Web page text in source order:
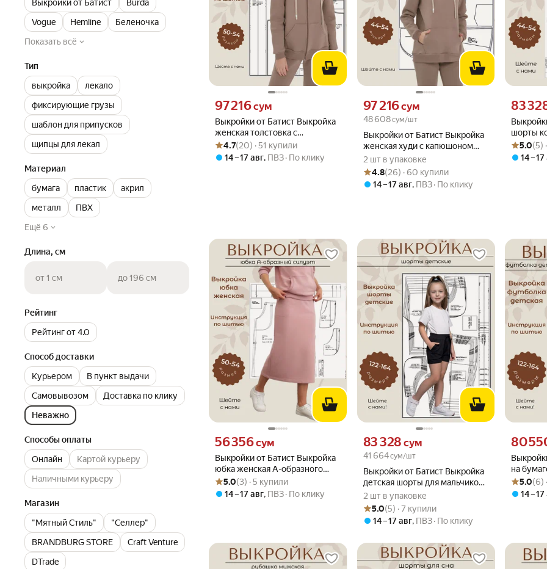
Выкройки от Батист
Burda
Vogue
Hemline
Беленочка
Показать всё
Тип
выкройка
лекало
фиксирующие грузы
шаблон для припусков
щипцы для лекал
Материал
бумага
пластик
акрил
металл
ПВХ
Ещё 6
Длина, см
от 1 см до 196 см
Рейтинг
Рейтинг от 4.0
Способ доставки
Курьером
В пункт выдачи
Самовывозом
Доставка по клику
Неважно
Способы оплаты
Онлайн
Картой курьеру
Наличными курьеру
Магазин
"Мятный Стиль"
"Селлер"
BRANDBURG STORE
Craft Venture
DTrade
Выкройки от Батист Выкройка
женская толстовка с
капюшоном Выкройки от
Батист на бумаге размер
Цена 97216 сум вместо
97 216сум
Рейтинг товара: 4.7 из 5
Оценок: (20) · 51 купили
4.7(20) · 51 купили
14 – 17 авг, ПВЗ По клику
Выкройки от Батист Выкройка
женская худи с капюшоном
размеры на одном листе
44,46,48,50,52,54 рост 164-170
2 шт в упаковке
Цена 97216 сум вместо
97 216сум
48 608сум/шт
Рейтинг товара: 4.8 из 5
Оценок: (26) · 60 купили
4.8(26) · 60 купили
14 – 17 авг, ПВЗ По клику
шорты
размеры
рост 164
Цена
83
Рейтинг
Оценок:
5.0(5)
14 –
Выкройки от Батист Выкройка
юбка женская А-образного
силуэта с карманами, размеры
50,52,54
Цена 56356 сум вместо
56 356сум
Рейтинг товара: 5.0 из 5
Оценок: (3) · 5 купили
5.0(3) · 5 купили
14 – 17 авг, ПВЗ По клику
Выкройки от Батист Выкройка
детская шорты для мальчиков
и девочек размеры
122,128,134,140,146,152,158,164
2 шт в упаковке
Цена 83328 сум вместо
83 328 сум
41 664сум/шт
Рейтинг товара: 5.0 из 5
Оценок: (5) · 7 купили
5.0(5) · 7 купили
14 – 17 авг, ПВЗ По клику
на
122, 128,
Цена
80
Рейтинг
Оценок:
5.0(6)
14 –